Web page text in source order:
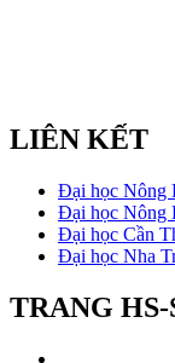
LIÊN KẾT
Đại học Nông
Đại học Nông
Đại học Cần
Đại học Nha
TRANG HS-